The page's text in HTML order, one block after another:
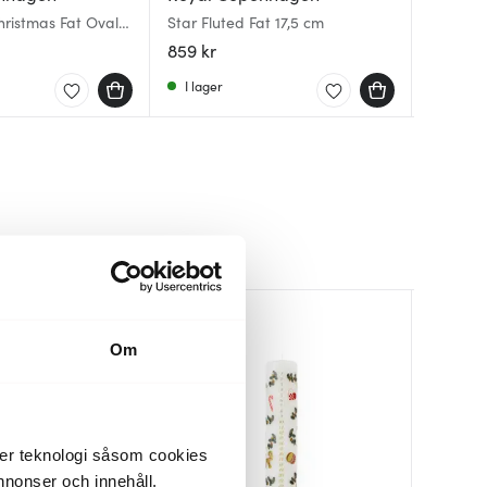
Om
teknologi såsom cookies
och innehåll,
Fat Oval
Star Fluted Fat 17,5 cm
859 kr
I lager